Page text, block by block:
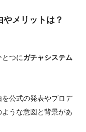
メリットは？
つにガチャシステム
公式の発表やプロデ
うな意図と背景があ